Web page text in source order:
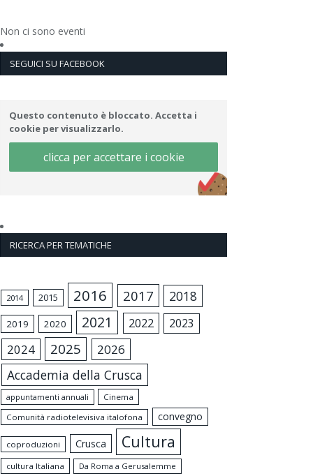
Non ci sono eventi
SEGUICI SU FACEBOOK
Questo contenuto è bloccato. Accetta i
cookie per visualizzarlo.
clicca per accettare i cookie
RICERCA PER TEMATICHE
2014 2015 2016 2017 2018
2019 2020 2021 2022 2023
2024 2025 2026
Accademia della Crusca
appuntamenti annuali
Cinema
Comunità radiotelevisiva italofona
convegno
coproduzioni Crusca Cultura
cultura Italiana Da Roma a Gerusalemme